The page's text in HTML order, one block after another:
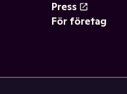
Press
För företag